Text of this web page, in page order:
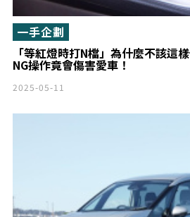
「等紅燈時打N檔」為什麼不該這
NG操作竟會傷害愛車！
一手企劃
2025-05-11